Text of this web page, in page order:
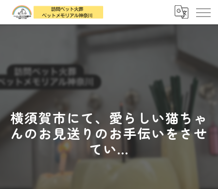
横須賀市にて、愛らしい猫ちゃ
んのお見送りのお手伝いをさせ
てい...